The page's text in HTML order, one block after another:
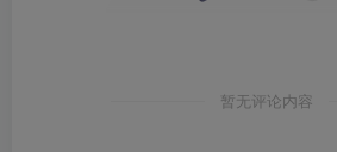
暂无评论内容